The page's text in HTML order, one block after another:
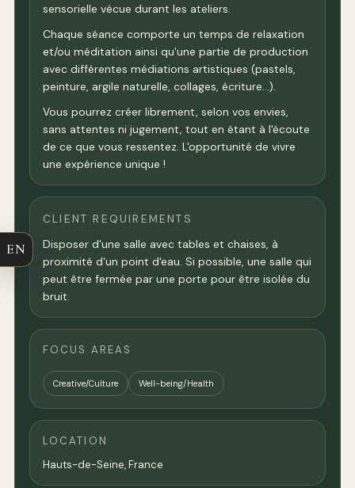
sensorielle vécue durant les ateliers.
Chaque séance comporte un temps de relaxation
et/ou méditation ainsi qu'une partie de production
avec différentes médiations artistiques (pastels,
peinture, argile naturelle, collages, écriture…).
Vous pourrez créer librement, selon vos envies,
sans attentes ni jugement, tout en étant à l'écoute
de ce que vous ressentez. L'opportunité de vivre
une expérience unique !
CLIENT REQUIREMENTS
Disposer d'une salle avec tables et chaises, à
proximité d'un point d'eau. Si possible, une salle qui
peut être fermée par une porte pour être isolée du
bruit.
FOCUS AREAS
Creative/Culture Well-being/Health
LOCATION
Hauts-de-Seine,France
EN